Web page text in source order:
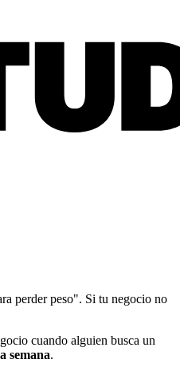
perder peso". Si tu negocio no
cuando alguien busca un
semana.